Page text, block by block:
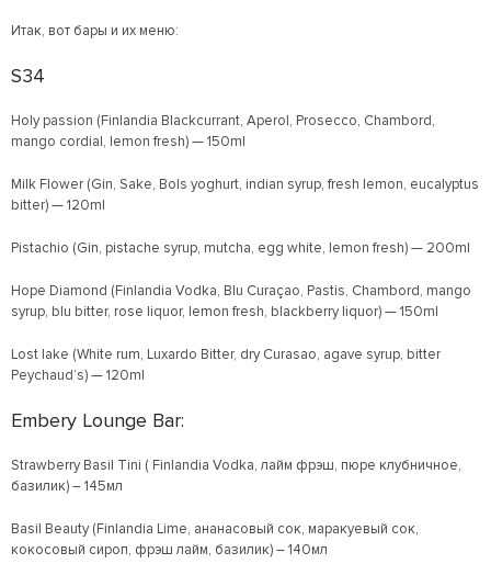
Итак, вот бары и их меню:
S34
Holy passion (Finlandia Blackcurrant, Aperol, Prosecco, Chambord,
mango cordial, lemon fresh) — 150ml
Milk Flower (Gin, Sake, Bols yoghurt, indian syrup, fresh lemon, eucalyptus
bitter) — 120ml
Pistachio (Gin, pistache syrup, mutcha, egg white, lemon fresh) — 200ml
Hope Diamond (Finlandia Vodka, Blu Curaçaо, Pastis, Chambord, mango
syrup, blu bitter, rose liquor, lemon fresh, blackberry liquor) — 150ml
Lost lake (White rum, Luxardo Bitter, dry Curasao, agave syrup, bitter
Peychaud’s) — 120ml
Embery Lounge Bar:
Strawberry Basil Tini ( Finlandia Vodka, лайм фрэш, пюре клубничное,
базилик) – 145мл
Basil Beauty (Finlandia Lime, ананасовый сок, маракуевый сок,
кокосовый сироп, фрэш лайм, базилик) – 140мл